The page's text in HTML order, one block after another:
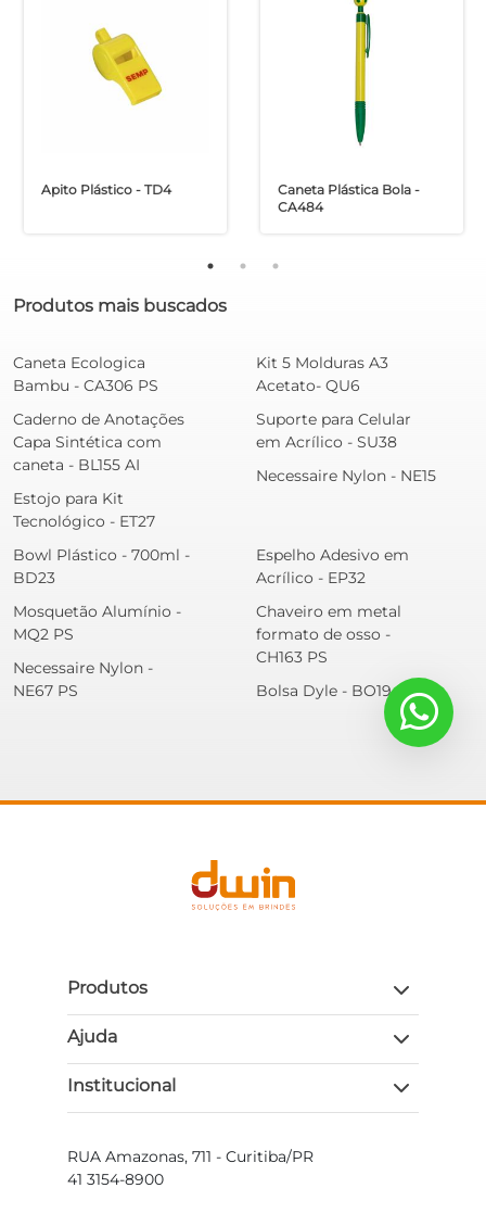
Apito Plástico - TD4
Caneta Plástica Bola -
CA484
Produtos mais buscados
Caneta Ecologica
Bambu - CA306 PS
Caderno de Anotações
Capa Sintética com
caneta - BL155 AI
Estojo para Kit
Tecnológico - ET27
Kit 5 Molduras A3
Acetato- QU6
Suporte para Celular
em Acrílico - SU38
Necessaire Nylon - NE15
Bowl Plástico - 700ml -
BD23
Mosquetão Alumínio -
MQ2 PS
Necessaire Nylon -
NE67 PS
Espelho Adesivo em
Acrílico - EP32
Chaveiro em metal
formato de osso -
CH163 PS
Bolsa Dyle - BO194 RP
Produtos
Ajuda
Institucional
RUA Amazonas, 711 - Curitiba/PR
41 3154-8900